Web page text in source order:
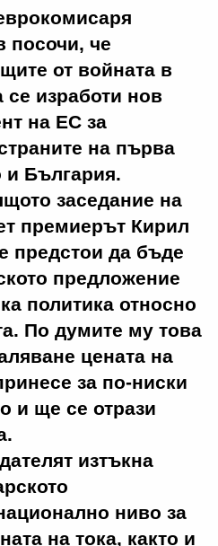
посочи, че
от войната в
се изработи нов
на ЕС за
на първа
и България.
заседание на
премиерът Кирил
предстои да бъде
предложение
политика относно
По думите му това
цената на
за по-ниски
и ще се отрази
изтъкна
ниво за
на тока, както и